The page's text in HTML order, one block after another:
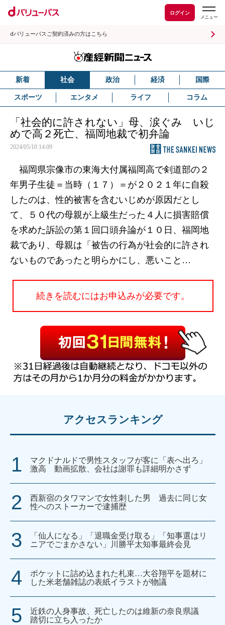
ログイン
dバリューパスご契約済みの方はこちら
新着 社会 政治 経済 国際
スポーツ エンタメ ライフ コラム
「社会的に許されない」母、涙ぐみ いじ
めで高２死亡、福岡地裁で初弁論
2024/05/10 14:09
福岡県宗像市の東海大付属福岡高で剣道部の２
年男子生徒＝当時（１７）＝が２０２１年に自殺
したのは、性的被害を含むいじめが原因だとし
て、５０代の母親が上級生だった４人に損害賠償
を求めた訴訟の第１回口頭弁論が１０日、福岡地
裁であり、母親は「被告の行為が社会的に許され
ないものであったと明らかにし、悪いこと…
続きを読むにはお申込みが必要です。
アクセスランキング
マクドナルドで男性スタッフが客に「表へ出ろ」
激高 動画拡散、会社は謝罪も詳細明かさず
西新宿のタワマンで女性刺した男 過去に同じ女
性へのストーカーで逮捕歴
「仙人になる」「退職金受け取る」「知事選はリ
ニアでごまかさない」川勝平太知事最終会見
ポケットに詰め込まれた札束…大谷翔平を題材に
した米老舗雑誌の表紙イラストが物議
近鉄の人身事故、死亡したのは維新の奈良県議
踏切に立ち入ったか